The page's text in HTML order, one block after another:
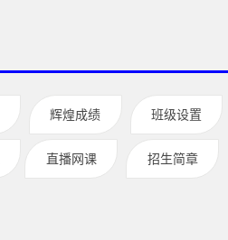
辉煌成绩 班级设置
直播网课 招生简章